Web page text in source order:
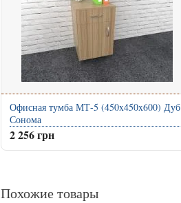
Офисная тумба МТ-5 (450x450x600) Дуб
Сонома
2 256 грн
Похожие товары